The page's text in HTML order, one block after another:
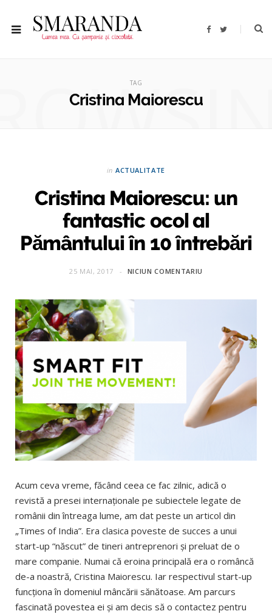
F
T
TAG
Cristina Maiorescu
in ACTUALITATE
Cristina Maiorescu: un
fantastic ocol al
Pământului în 10 întrebări
25 MAI, 2017 NICIUN COMENTARIU
Acum ceva vreme, făcând ceea ce fac zilnic, adică o
revistă a presei internaţionale pe subiectele legate de
românii din întreaga lume, am dat peste un articol din
„Times of India”. Era clasica poveste de succes a unui
start-up “născut” de tineri antreprenori şi preluat de o
mare companie. Numai că eroina principală era o româncă
de-a noastră, Cristina Maiorescu. Iar respectivul start-up
funcţiona în domeniul mâncării sănătoase. Am parcurs
fascinată povestea ei şi am decis să o contactez pentru